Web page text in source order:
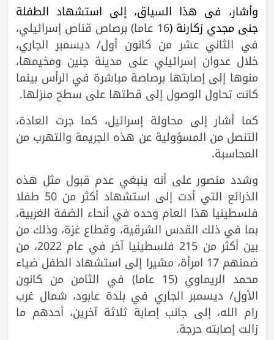
وأشار، في هذا السياق، إلى استشهاد الطفلة
جنى مجدي زكارنة ( 16 عاما) برصاص قناص إسرائيلي،
في الثاني عشر من كانون أول/ ديسمبر الجاري،
خلال عدوان إسرائيلي على مدينة جنين ومخيمها،
منوها إلى إصابتها برصاصة مباشرة في الرأس بينما
كانت تحاول الوصول إلى قطتها على سطح منزلها.
كما أشار إلى محاولة إسرائيل، كما جرت العادة،
التنصل من المسؤولية عن هذه الجريمة والتهرب من
المحاسبة.
وشدد منصور على أنه ينبغي عدم قبول مثل هذه
الذرائع التي أدت إلى استشهاد أكثر من 50 طفلا
فلسطينيا هذا العام وحده في أنحاء الضفة الغربية،
بما في ذلك القدس الشرقية، وقطاع غزة، وذلك من
بين أكثر من 215 فلسطينيا آخر في عام 2022، من
ضمنهم 17 امرأة، مشيرا إلى استشهاد الطفل ضياء
محمد الريماوي (15 عاما) في الثامن من كانون
الأول/ ديسمبر الجاري في بلدة عابود، شمال غرب
رام الله، إلى جانب إصابة ثلاثة آخرين، أحدهم ما
زالت إصابته حرجة.